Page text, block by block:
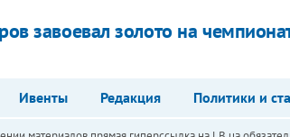
завоевал золото на
Ивенты Редакция Политики и